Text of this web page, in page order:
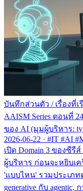
บันทึกส่วนตัว / เรื่องที่
AAISM Series ตอนที่
ของ AI (มุมผู้บริหาร:
2026-06-22 · #IT #AI
เปิด Domain 3 ของซี
ผู้บริหาร ก่อนจะหยิบเ
'แบบไหน' รวมประเภ
generative กับ agentic,